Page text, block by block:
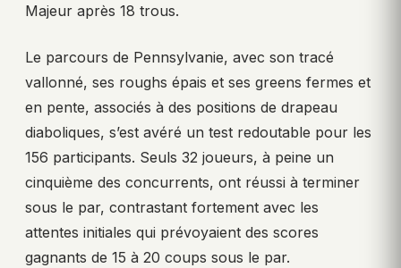
Majeur après 18 trous.
Le parcours de Pennsylvanie, avec son tracé
vallonné, ses roughs épais et ses greens fermes et
en pente, associés à des positions de drapeau
diaboliques, s’est avéré un test redoutable pour les
156 participants. Seuls 32 joueurs, à peine un
cinquième des concurrents, ont réussi à terminer
sous le par, contrastant fortement avec les
attentes initiales qui prévoyaient des scores
gagnants de 15 à 20 coups sous le par.